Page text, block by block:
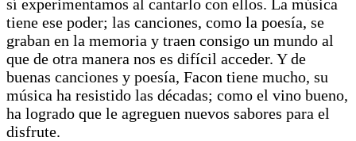
sí experimentamos al cantarlo con ellos. La música
tiene ese poder; las canciones, como la poesía, se
graban en la memoria y traen consigo un mundo al
que de otra manera nos es difícil acceder. Y de
buenas canciones y poesía, Facon tiene mucho, su
música ha resistido las décadas; como el vino bueno,
ha logrado que le agreguen nuevos sabores para el
disfrute.